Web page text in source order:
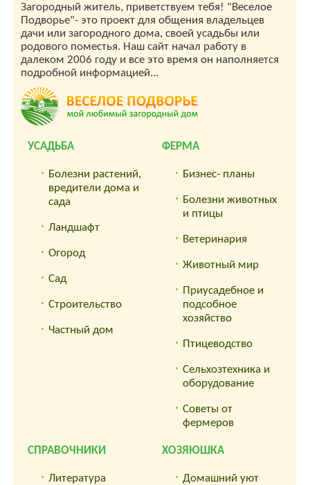
Загородный житель, приветствуем тебя! "Веселое
Подворье"- это проект для общения владельцев
дачи или загородного дома, своей усадьбы или
родового поместья. Наш сайт начал работу в
далеком 2006 году и все это время он наполняется
подробной информацией...
УСАДЬБА
Болезни растений,
вредители дома и
сада
Ландшафт
Огород
Сад
Строительство
Частный дом
ФЕРМА
Бизнес- планы
Болезни животных
и птицы
Ветеринария
Животный мир
Приусадебное и
подсобное
хозяйство
Птицеводство
Сельхозтехника и
оборудование
Советы от
фермеров
СПРАВОЧНИКИ
Литература
ХОЗЯЮШКА
Домашний уют